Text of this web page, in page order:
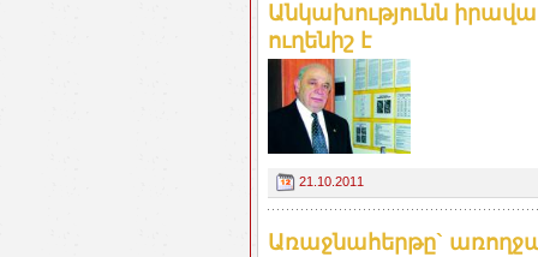
Անկախությունն
ուղենիշ է
21.10.2011
Առաջնահերթը`